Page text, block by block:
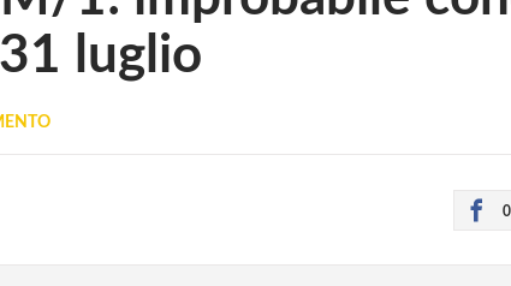
luglio
0